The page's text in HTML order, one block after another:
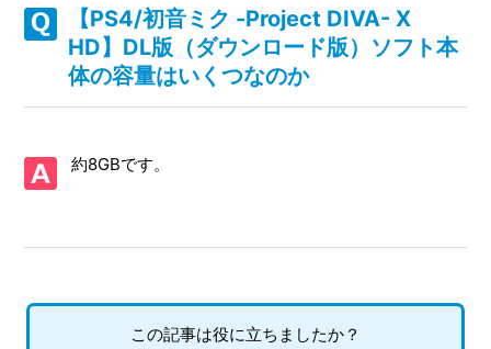
URLを教えてほしい
【PS4/初音ミク -Project DIVA- X HD】ゲームが難しい、コ
ツなどはあるのか
画面写真を、動画サイト／ブログ等で公開したい
【PS4/初音ミク -Project DIVA- X
HD】DL版（ダウンロード版）ソフト本
体の容量はいくつなのか
約8GBです。
この記事は役に立ちましたか？